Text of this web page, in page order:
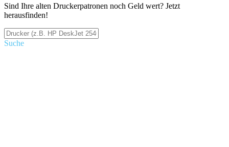
Sind Ihre alten Druckerpatronen noch Geld wert? Jetzt
herausfinden!
Suche